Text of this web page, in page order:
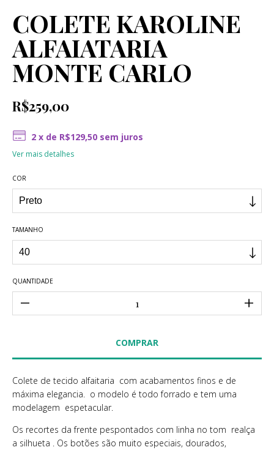
COLETE KAROLINE
ALFAIATARIA
MONTE CARLO
R$259,00
2 x de R$129,50 sem juros
Ver mais detalhes
COR
TAMANHO
QUANTIDADE
Colete de tecido alfaitaria com acabamentos finos e de
máxima elegancia. o modelo é todo forrado e tem uma
modelagem espetacular.
Os recortes da frente pespontados com linha no tom realça
a silhueta . Os botões são muito especiais, dourados,